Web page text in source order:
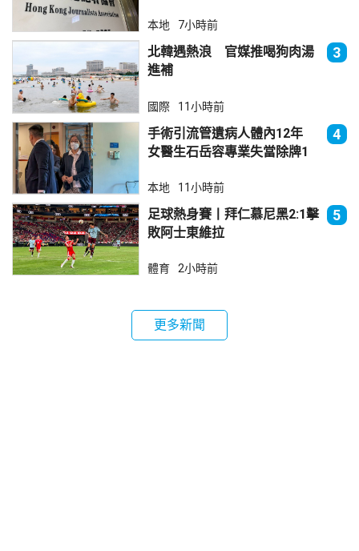
本地 7小時前
北韓遇熱浪 官媒推喝狗肉湯
進補
3
國際 11小時前
手術引流管遺病人體內12年
女醫生石岳容專業失當除牌1
4
本地 11小時前
足球熱身賽丨拜仁慕尼黑2:1擊
敗阿士東維拉
5
體育 2小時前
更多新聞